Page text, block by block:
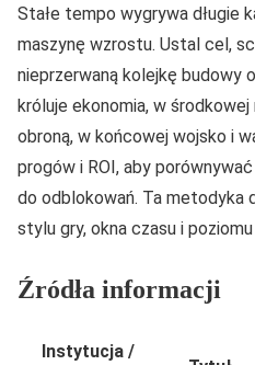
Stałe tempo wygrywa długie
maszynę wzrostu. Ustal cel,
nieprzerwaną kolejkę budowy
króluje ekonomia, w
obroną, w końcowej wojsko i
progów i ROI, aby
do odblokowań. Ta metodyka
stylu gry, okna czasu i
Źródła informacji
Instytucja /